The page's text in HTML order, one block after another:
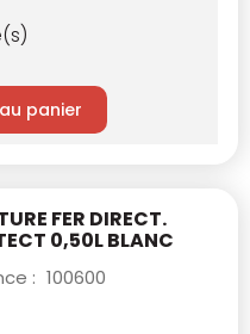
panier
FER DIRECT.
0,50L BLANC
: 100600